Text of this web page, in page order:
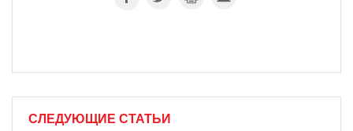
СЛЕДУЮЩИЕ СТАТЬИ